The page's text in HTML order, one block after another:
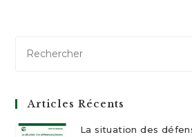
Articles Récents
La situation des